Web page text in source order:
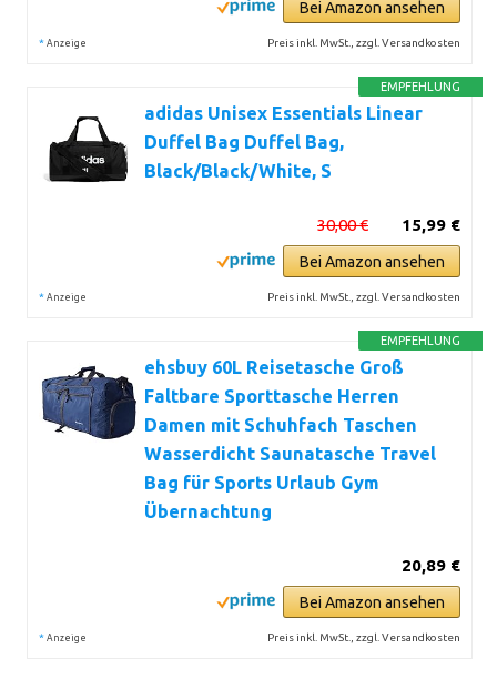
Bei Amazon ansehen
* Anzeige Preis inkl. MwSt., zzgl. Versandkosten
EMPFEHLUNG
adidas Unisex Essentials Linear
Duffel Bag Duffel Bag,
Black/Black/White, S
15,99 €
30,00 €
Bei Amazon ansehen
* Anzeige Preis inkl. MwSt., zzgl. Versandkosten
EMPFEHLUNG
ehsbuy 60L Reisetasche Groß
Faltbare Sporttasche Herren
Damen mit Schuhfach Taschen
Wasserdicht Saunatasche Travel
Bag für Sports Urlaub Gym
Übernachtung
20,89 €
Bei Amazon ansehen
* Anzeige Preis inkl. MwSt., zzgl. Versandkosten